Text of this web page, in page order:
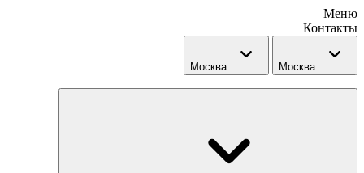
Меню
Контакты
Москва Москва